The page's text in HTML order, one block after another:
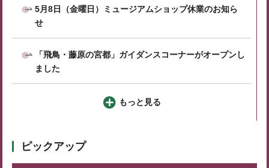
5月8日（金曜日）ミュージアムショップ休業のお知ら
せ
「飛鳥・藤原の宮都」ガイダンスコーナーがオープンし
ました
もっと見る
ピックアップ